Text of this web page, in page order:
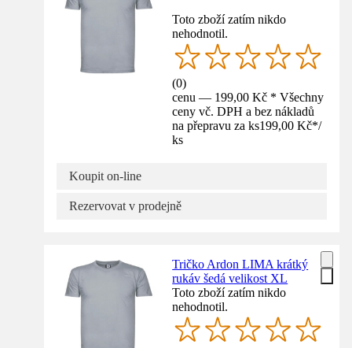
Toto zboží zatím nikdo
nehodnotil.
(0)
cenu — 199,00 Kč * Všechny
ceny vč. DPH a bez nákladů
na přepravu za ks199,00 Kč*/
ks
Koupit on-line
Rezervovat v prodejně
Tričko Ardon LIMA krátký
rukáv šedá velikost XL
Toto zboží zatím nikdo
nehodnotil.